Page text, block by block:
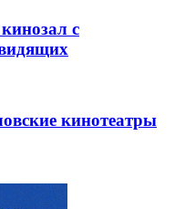
с
кинотеатры